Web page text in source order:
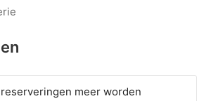
meer worden